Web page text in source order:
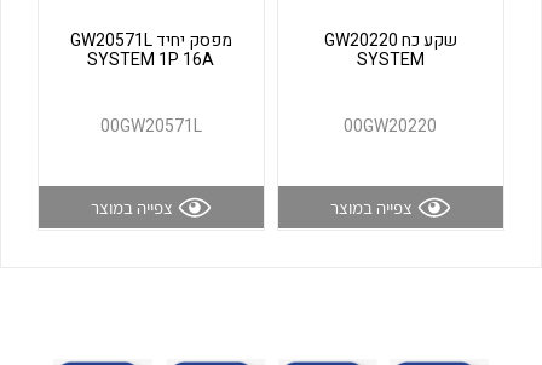
לכל מוצרי היצרן לכל מוצרי היצרן
שקע כח GW20220
SYSTEM
00GW20220
צפייה במוצר
מפסק יחיד GW20571L
SYSTEM 1P 16A
00GW20571L
צפייה במוצר